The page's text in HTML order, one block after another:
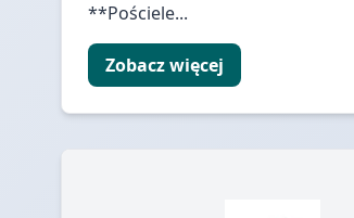
**Pościele...
Zobacz więcej